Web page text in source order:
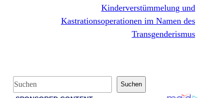
Kinderverstümmelung und
Kastrationsoperationen im Namen des
Transgenderismus
S
u
Suchen